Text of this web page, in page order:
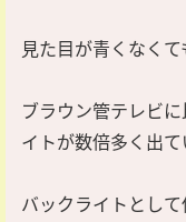
見た目が青くなくて
ブラウン管テレビ
イトが数倍多く出て
バックライトとし